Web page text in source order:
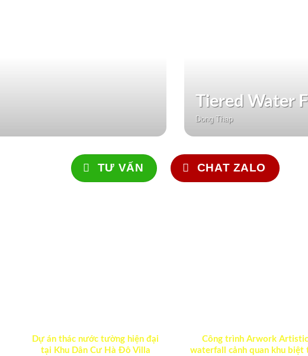
Tiered Water
Dong Thap
TƯ VẤN CHAT ZALO
Dự án thác nước tường hiện đại
tại Khu Dân Cư Hà Đô Villa
Công trình Arwork Artistic
waterfall cảnh quan khu biệt